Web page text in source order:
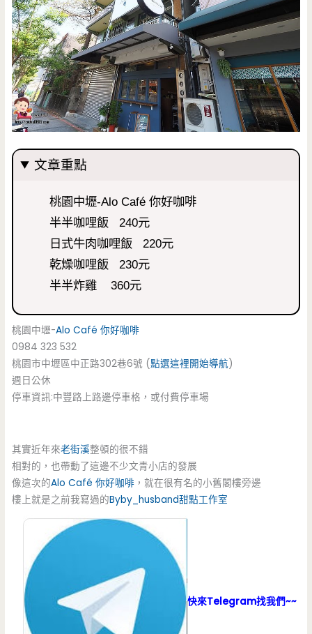
文章重點
桃園中壢-Alo Café 你好咖啡
半半咖哩飯 240元
日式牛肉咖哩飯 220元
乾燥咖哩飯 230元
半半炸雞 360元
桃園中壢-Alo Café 你好咖啡
0984 323 532
桃園市中壢區中正路302巷6號 (點選這裡開始導航)
週日公休
停車資訊:中豐路上路邊停車格，或付費停車場
其實近年來老街溪整頓的很不錯
相對的，也帶動了這邊不少文青小店的發展
像這次的Alo Café 你好咖啡 ，就在很有名的小舊閣樓旁邊
樓上就是之前我寫過的Byby_husband甜點工作室
快來Telegram找我們~~